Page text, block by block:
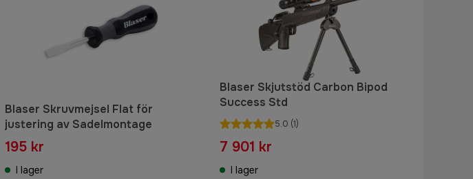
Blaser Skruvmejsel Flat för
justering av Sadelmontage
195 kr
I lager
Blaser Skjutstöd Carbon Bipod
Success Std
5.0 (1)
7 901 kr
I lager